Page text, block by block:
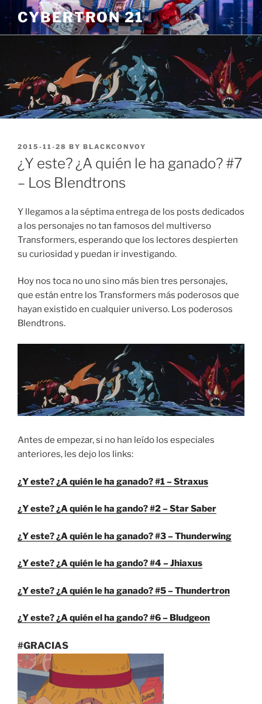
Skip
to
content
CYBERTRON 21
POSTED
ON
2015-11-28 BY BLACKCONVOY
¿Y este? ¿A quién le ha ganado? #7
– Los Blendtrons
Y llegamos a la séptima entrega de los posts dedicados
a los personajes no tan famosos del multiverso
Transformers, esperando que los lectores despierten
su curiosidad y puedan ir investigando.
Hoy nos toca no uno sino más bien tres personajes,
que están entre los Transformers más poderosos que
hayan existido en cualquier universo. Los poderosos
Blendtrons.
Antes de empezar, si no han leído los especiales
anteriores, les dejo los links:
¿Y este? ¿A quién le ha ganado? #1 – Straxus
¿Y este? ¿A quién le ha gando? #2 – Star Saber
¿Y este? ¿A quién le ha ganado? #3 – Thunderwing
¿Y este? ¿A quién le ha gando? #4 – Jhiaxus
¿Y este? ¿A quién le ha ganado? #5 – Thundertron
¿Y este? ¿A quién el ha gando? #6 – Bludgeon
#GRACIAS